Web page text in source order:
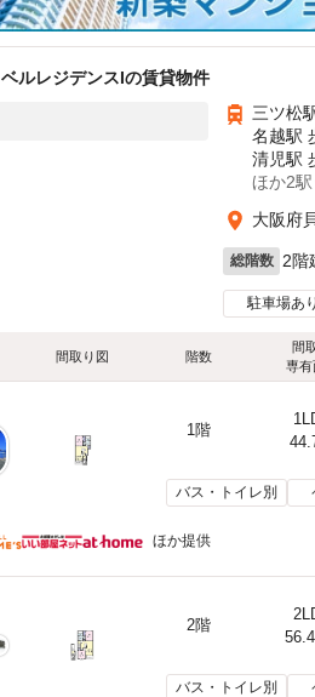
ベルレジデンスIの賃貸物件
三ツ松
名越駅
清児駅
ほか2駅
大阪府
総階数 2階
駐車場あり
間取り図 階数
間
専有
1階
バス・トイレ別
ほか提供
2階
バス・トイレ別